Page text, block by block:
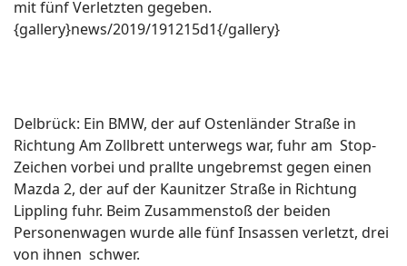
mit fünf Verletzten gegeben.
{gallery}news/2019/191215d1{/gallery}
Delbrück: Ein BMW, der auf Ostenländer Straße in
Richtung Am Zollbrett unterwegs war, fuhr am Stop-
Zeichen vorbei und prallte ungebremst gegen einen
Mazda 2, der auf der Kaunitzer Straße in Richtung
Lippling fuhr. Beim Zusammenstoß der beiden
Personenwagen wurde alle fünf Insassen verletzt, drei
von ihnen schwer.